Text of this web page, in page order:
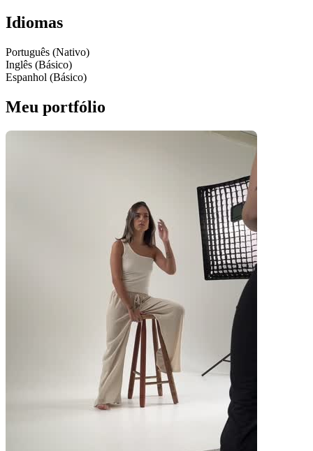
Idiomas
Português (Nativo)
Inglês (Básico)
Espanhol (Básico)
Meu portfólio
Você recebe o arquivo para usar em qualquer canal.